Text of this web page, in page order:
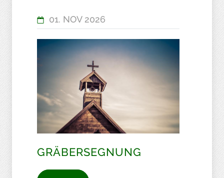
01. NOV 2026
GRÄBERSEGNUNG